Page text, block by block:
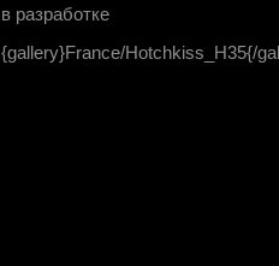
в разработке
{gallery}France/Hotchkiss_H35{/